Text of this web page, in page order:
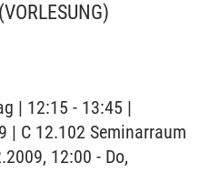
(VORLESUNG)
| 12:15 - 13:45 |
| C 12.102 Seminarraum
12:00 - Do,